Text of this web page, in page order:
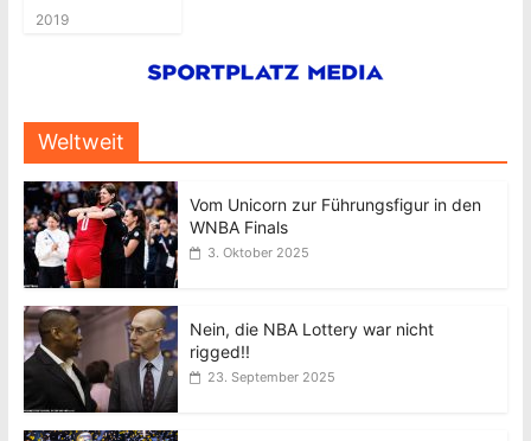
2019
Weltweit
Vom Unicorn zur Führungsfigur in den
WNBA Finals
3. Oktober 2025
Nein, die NBA Lottery war nicht
rigged!!
23. September 2025